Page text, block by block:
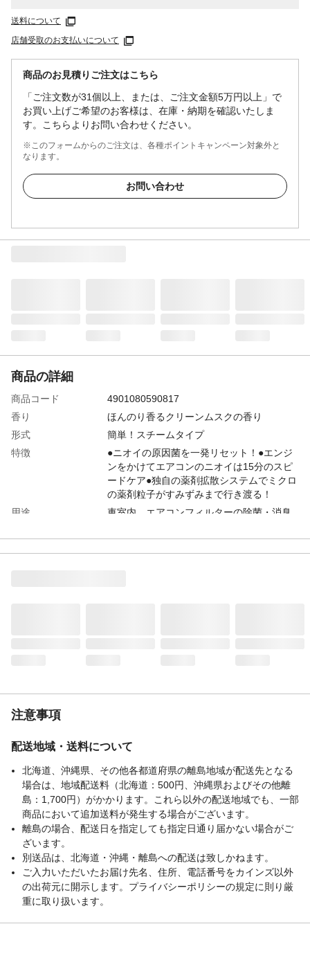
送料について
店舗受取のお支払いについて
商品のお見積りご注文はこちら
「ご注文数が31個以上、または、ご注文金額5万円以上」で
お買い上げご希望のお客様は、在庫・納期を確認いたしま
す。こちらよりお問い合わせください。
※このフォームからのご注文は、各種ポイントキャンペーン対象外と
なります。
お問い合わせ
商品の詳細
商品コード
4901080590817
香り
ほんのり香るクリーンムスクの香り
形式
簡単！スチームタイプ
特徴
●ニオイの原因菌を一発リセット！●エンジ
ンをかけてエアコンのニオイは15分のスピ
ードケア●独自の薬剤拡散システムでミクロ
の薬剤粒子がすみずみまで行き渡る！
用途
車室内、エアコンフィルターの除菌・消臭
注意事項
配送地域・送料について
北海道、沖縄県、その他各都道府県の離島地域が配送先となる
場合は、地域配送料（北海道：500円、沖縄県およびその他離
島：1,700円）がかかります。これら以外の配送地域でも、一部
商品において追加送料が発生する場合がございます。
離島の場合、配送日を指定しても指定日通り届かない場合がご
ざいます。
別送品は、北海道・沖縄・離島への配送は致しかねます。
ご入力いただいたお届け先名、住所、電話番号をカインズ以外
の出荷元に開示します。プライバシーポリシーの規定に則り厳
重に取り扱います。